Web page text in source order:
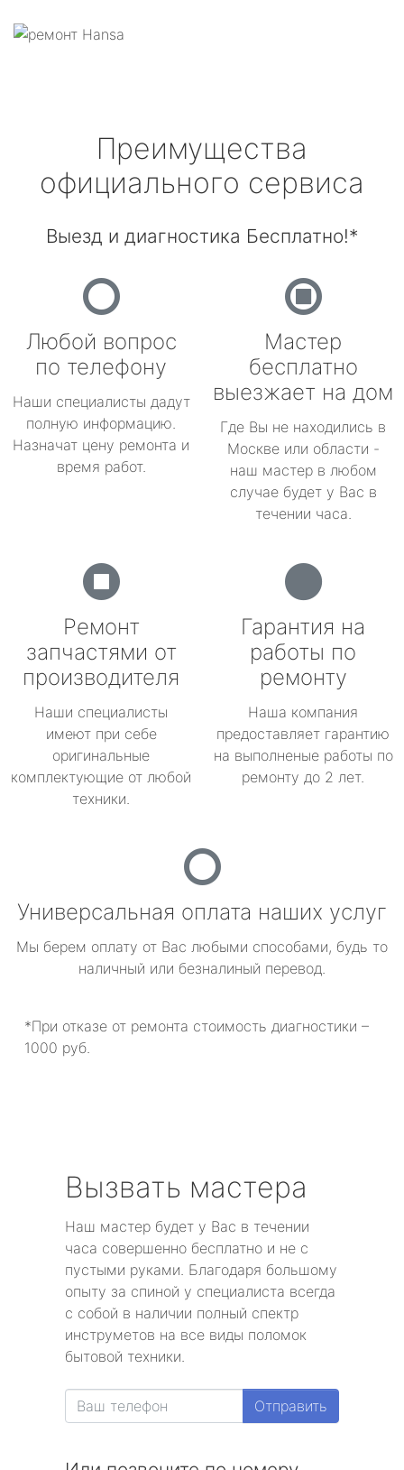
Преимущества
официального сервиса
Выезд и диагностика Бесплатно!*
Любой вопрос
по телефону
Наши специалисты дадут
полную информацию.
Назначат цену ремонта и
время работ.
Мастер
бесплатно
выезжает на дом
Где Вы не находились в
Москве или области -
наш мастер в любом
случае будет у Вас в
течении часа.
Ремонт
запчастями от
производителя
Наши специалисты
имеют при себе
оригинальные
комплектующие от любой
техники.
Гарантия на
работы по
ремонту
Наша компания
предоставляет гарантию
на выполненые работы по
ремонту до 2 лет.
Универсальная оплата наших услуг
Мы берем оплату от Вас любыми способами, будь то
наличный или безналиный перевод.
*При отказе от ремонта стоимость диагностики –
1000 руб.
Вызвать мастера
Наш мастер будет у Вас в течении
часа совершенно бесплатно и не с
пустыми руками. Благодаря большому
опыту за спиной у специалиста всегда
с собой в наличии полный спектр
инструметов на все виды поломок
бытовой техники.
Отправить